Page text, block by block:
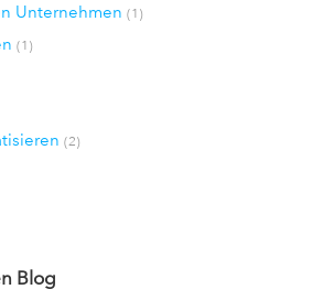
Unternehmen (1)
(1)
(2)
Blog